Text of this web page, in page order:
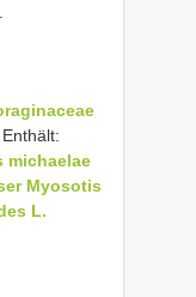
michaelae
Myosotis
L.